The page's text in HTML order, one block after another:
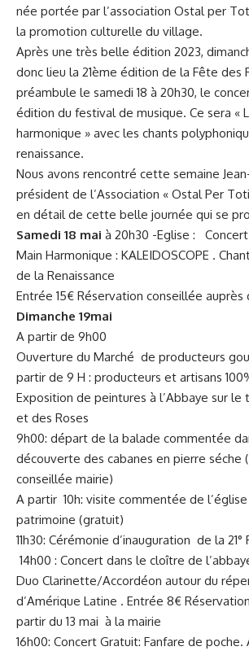
née portée par l’association Ostal per
la promotion culturelle du village.
Après une très belle édition 2023,
donc lieu la 21ème édition de la Fête des
préambule le samedi 18 à 20h30, le
édition du festival de musique. Ce sera «
harmonique » avec les chants
renaissance.
Nous avons rencontré cette semaine
président de l’Association « Ostal Per
en détail de cette belle journée qui se
Samedi 18 mai à 20h30 -Eglise :
Main Harmonique : KALEIDOSCOPE .
de la Renaissance
Entrée 15€ Réservation conseillée auprès
Dimanche 19mai
A partir de 9h00
Ouverture du Marché de producteurs
partir de 9 H : producteurs et artisans
Exposition de peintures à l’Abbaye sur le
et des Roses
9h00: départ de la balade commentée
découverte des cabanes en pierre séche
conseillée mairie)
A partir 10h: visite commentée de
patrimoine (gratuit)
11h30: Cérémonie d’inauguration de la
14h00 : Concert dans le cloître de
Duo Clarinette/Accordéon autour du
d’Amérique Latine . Entrée 8€
partir du 13 mai à la mairie
16h00: Concert Gratuit: Fanfare de poche.